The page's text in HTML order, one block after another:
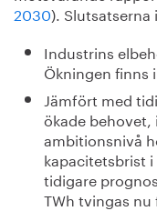
2030). Slutsatserna
Industrins
Ökningen finns
Jämfört med
ökade behovet,
ambitionsnivå
kapacitetsbrist
tidigare
TWh tvingas